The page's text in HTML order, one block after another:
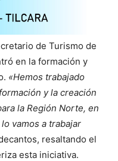
de Turismo de
en la formación y
«Hemos trabajado
y la creación
la Región Norte, en
vamos a trabajar
resaltando el
esta iniciativa.